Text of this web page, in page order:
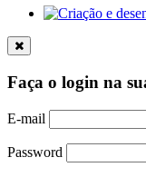
Faça o login na
E-mail
Password